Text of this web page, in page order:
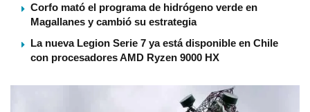
Corfo mató el programa de hidrógeno verde en
Magallanes y cambió su estrategia
La nueva Legion Serie 7 ya está disponible en Chile
con procesadores AMD Ryzen 9000 HX